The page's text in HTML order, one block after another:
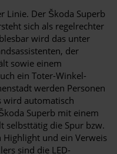
Linie. Der Škoda Superb
sich als regelrechter
wird das unter
der
sowie einem
ein Toter-Winkel-
werden Personen
wird automatisch
Superb mit einem
selbsttätig die Spur bzw.
Highlight und ein Verweis
sind die LED-